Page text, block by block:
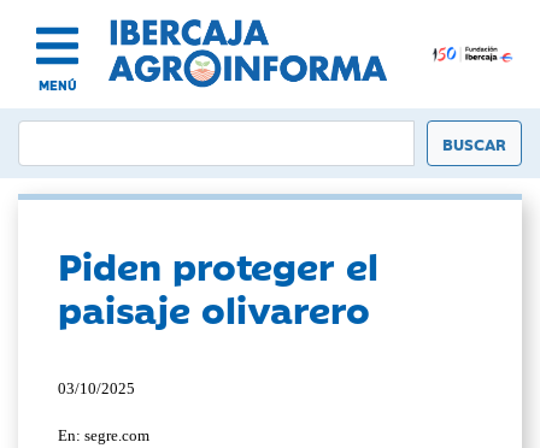
MENÚ
Piden proteger el
paisaje olivarero
03/10/2025
En: segre.com